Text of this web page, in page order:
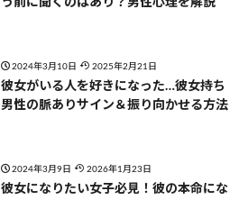
2024年3月10日 2025年2月21日
彼女がいる人を好きになった…彼女持ち
男性の脈ありサイン＆振り向かせる方法
2024年3月9日 2026年1月23日
彼女になりたい女子必見！彼の本命にな